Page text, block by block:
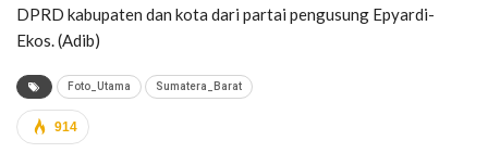
DPRD kabupaten dan kota dari partai pengusung Epyardi-
Ekos. (Adib)
Foto_Utama Sumatera_Barat
914